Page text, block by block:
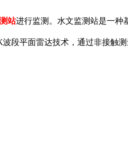
站进行监测。 水文监测站是一种
波段平面雷达技术，通过非接触